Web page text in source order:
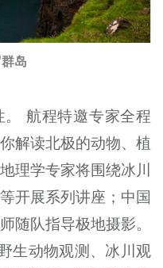
岛
航程特邀专家全程
解读北极的动物、植
理学专家将围绕冰川
开展系列讲座；中国
随队指导极地摄影。
生动物观测、冰川观